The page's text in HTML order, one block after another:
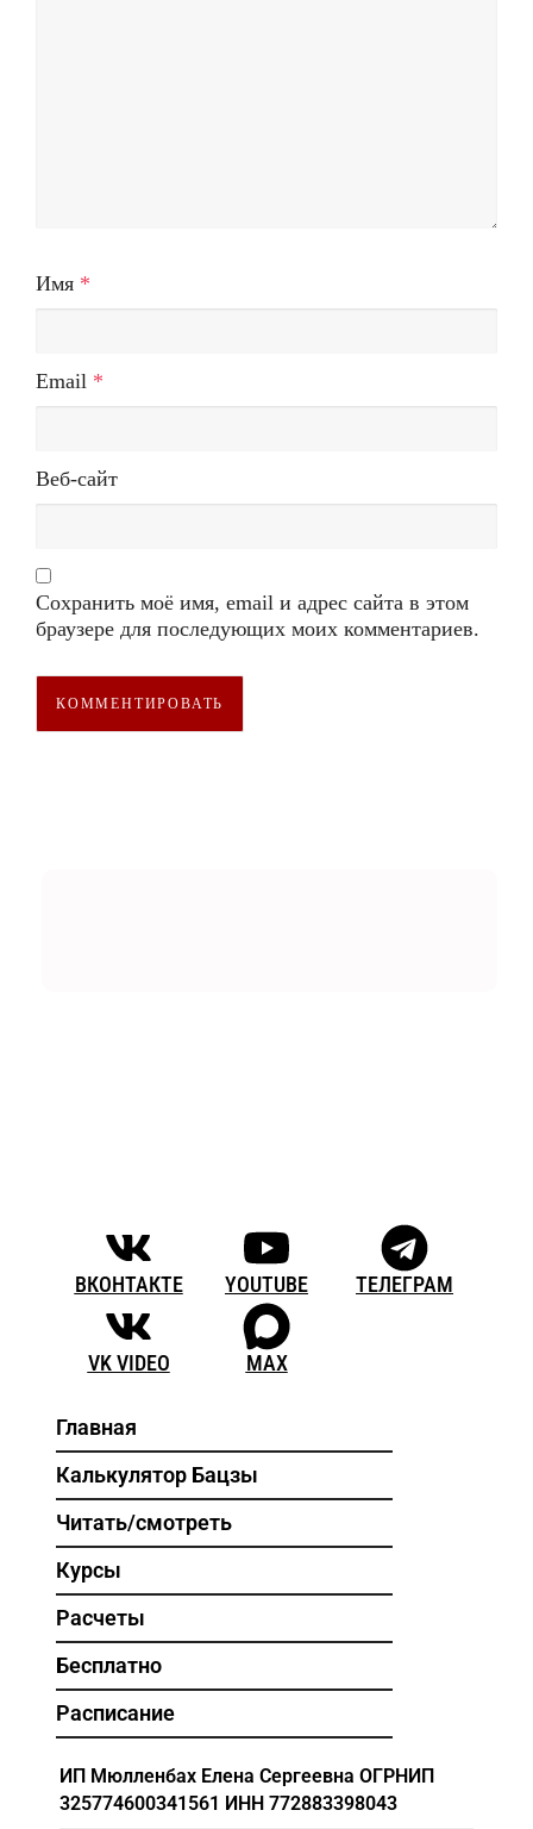
Имя *
Email *
Веб-сайт
Сохранить моё имя, email и адрес сайта в этом
браузере для последующих моих комментариев.
ВКОНТАКТЕ YOUTUBE ТЕЛЕГРАМ
VK VIDEO MAX
Главная
Калькулятор Бацзы
Читать/смотреть
Курсы
Расчеты
Бесплатно
Расписание
ИП Мюлленбах Елена Сергеевна ОГРНИП
325774600341561 ИНН 772883398043